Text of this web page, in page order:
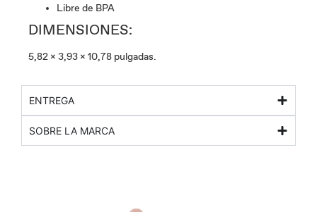
Libre de BPA
DIMENSIONES:
5,82 x 3,93 x 10,78 pulgadas.
ENTREGA
SOBRE LA MARCA